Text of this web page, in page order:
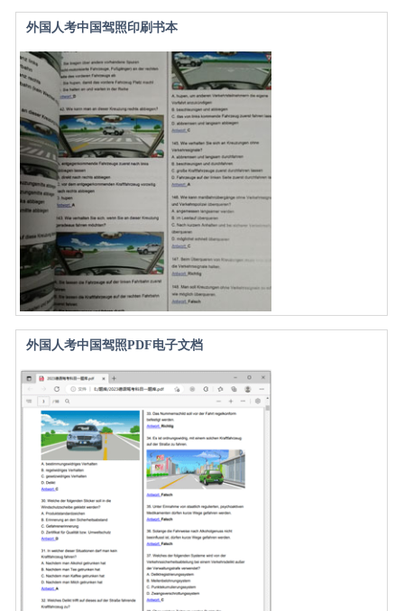
外国人考中国驾照印刷书本
外国人考中国驾照PDF电子文档